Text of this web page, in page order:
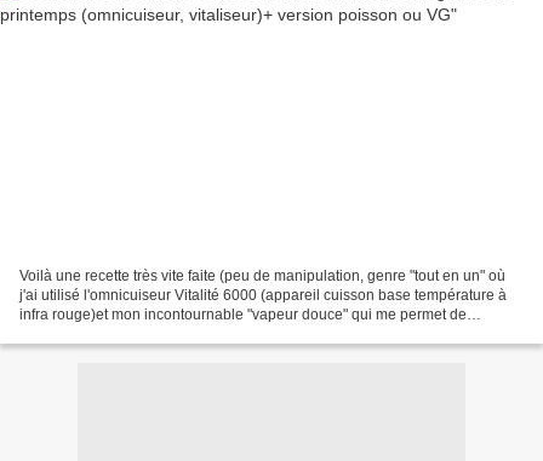
Voilà une recette très vite faite (peu de manipulation, genre "tout en un" où
j'ai utilisé l'omnicuiseur Vitalité 6000 (appareil cuisson base température à
infra rouge)et mon incontournable "vapeur douce" qui me permet de